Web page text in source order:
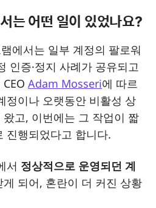
는 어떤 일이 있었나요?
에서는 일부 계정의 팔로워
인증·정지 사례가 공유되고
Adam Mosseri에 따르
정이나 오랫동안 비활성 상
고, 이번에는 그 작업이 짧
진행되었다고 합니다.
서 정상적으로 운영되던 계
게 되어, 혼란이 더 커진 상황